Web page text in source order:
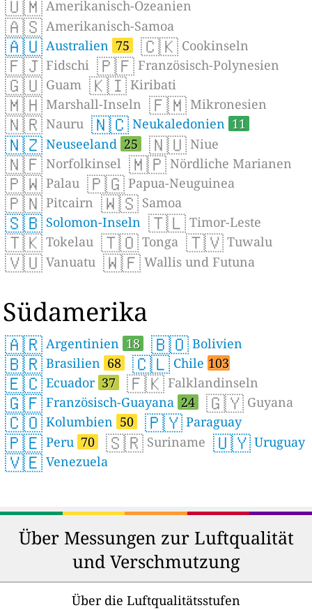
🇺🇲 Amerikanisch-Ozeanien
🇦🇸 Amerikanisch-Samoa
🇦🇺 Australien 75 🇨🇰 Cookinseln
🇫🇯 Fidschi 🇵🇫 Französisch-Polynesien
🇬🇺 Guam 🇰🇮 Kiribati
🇲🇭 Marshall-Inseln 🇫🇲 Mikronesien
🇳🇷 Nauru 🇳🇨 Neukaledonien 11
🇳🇿 Neuseeland 25 🇳🇺 Niue
🇳🇫 Norfolkinsel 🇲🇵 Nördliche Marianen
🇵🇼 Palau 🇵🇬 Papua-Neuguinea
🇵🇳 Pitcairn 🇼🇸 Samoa
🇸🇧 Solomon-Inseln 🇹🇱 Timor-Leste
🇹🇰 Tokelau 🇹🇴 Tonga 🇹🇻 Tuwalu
🇻🇺 Vanuatu 🇼🇫 Wallis und Futuna
Südamerika
🇦🇷 Argentinien 18 🇧🇴 Bolivien
🇧🇷 Brasilien 68 🇨🇱 Chile 103
🇪🇨 Ecuador 37 🇫🇰 Falklandinseln
🇬🇫 Französisch-Guayana 24 🇬🇾 Guyana
🇨🇴 Kolumbien 50 🇵🇾 Paraguay
🇵🇪 Peru 70 🇸🇷 Suriname 🇺🇾 Uruguay
🇻🇪 Venezuela
Über Messungen zur Luftqualität
und Verschmutzung
Über die Luftqualitätsstufen